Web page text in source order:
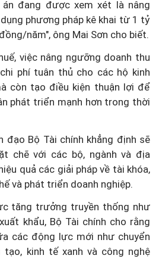
đang được xem xét là nâng
phương pháp kê khai từ 1 tỷ
năm", ông Mai Sơn cho biết.
việc nâng ngưỡng doanh thu
phí tuân thủ cho các hộ kinh
còn tạo điều kiện thuận lợi để
phát triển mạnh hơn trong thời
đạo Bộ Tài chính khẳng định sẽ
chẽ với các bộ, ngành và địa
quả các giải pháp về tài khóa,
và phát triển doanh nghiệp.
tăng trưởng truyền thống như
khẩu, Bộ Tài chính cho rằng
các động lực mới như chuyển
kinh tế xanh và công nghệ